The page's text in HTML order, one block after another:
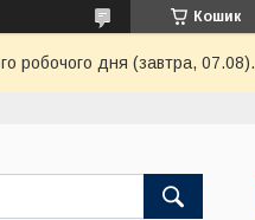
Кошик
робочого дня (завтра, 07.08).